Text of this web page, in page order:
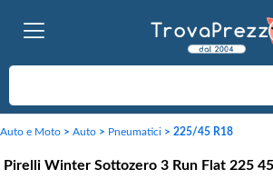
Auto e Moto > Auto > Pneumatici > 225/45 R18
Pirelli Winter Sottozero 3 Run Flat 225